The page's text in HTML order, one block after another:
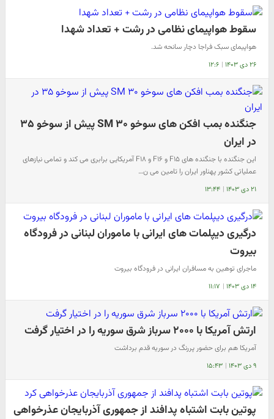
سقوط هواپیمای نظامی در رشت + تعداد شهدا
هواپیمای سبک فراجا دچار سانحه شد.
۲۶ دی ۱۴۰۳ | ۱۲:۶
جنگنده بمب افکن های سوخو ۳۰ SM پیش از سوخو ۳۵
در ایران
این جنگنده با جنگنده های F۱۵ و F۱۶ و F۱۸ آمریکایی برابری می کند و تمامی نیازهای
عملیاتی کشور پهناور ایران را تامین می ن…
۲۱ دی ۱۴۰۳ | ۱۳:۴۴
درگیری دیپلمات های ایرانی با ماموران لبنانی در فرودگاه
بیروت
ماجرای توهین به مسافران ایرانی در فرودگاه بیروت
۱۴ دی ۱۴۰۳ | ۱۱:۱۷
ارتش آمریکا با ۲۰۰۰ سرباز شرق سوریه را در اختیار گرفت
آمریکا هم برای حضور پررنگ در سوریه قدم برداشت
۹ دی ۱۴۰۳ | ۱۵:۴۳
پوتین بابت اشتباه پدافند از جمهوری آذربایجان عذرخواهی